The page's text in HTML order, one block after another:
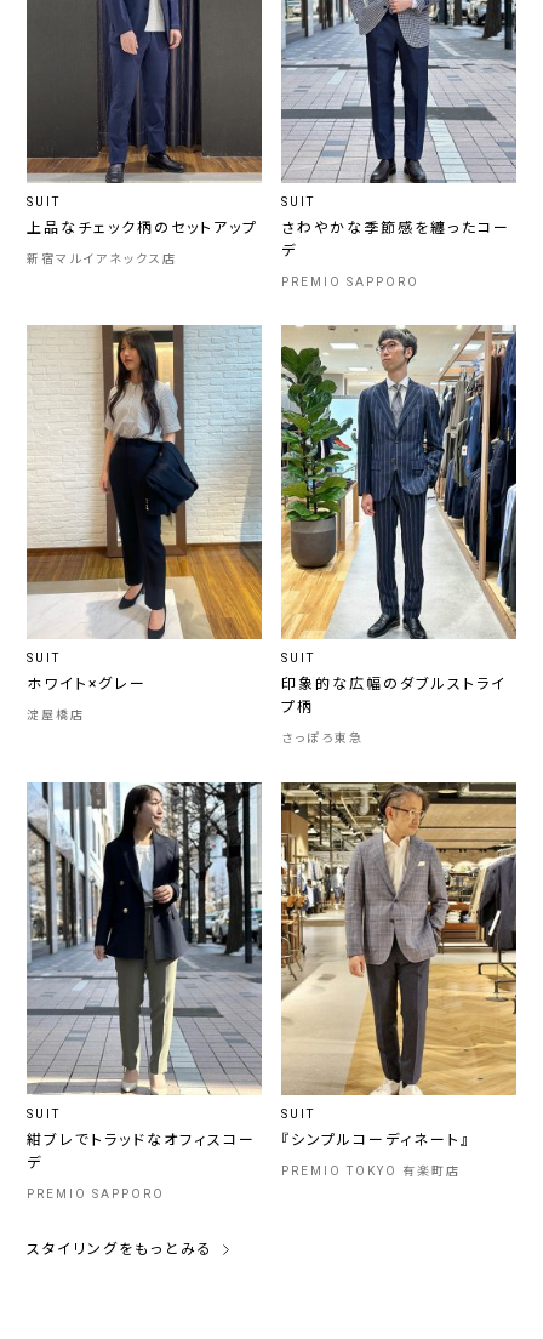
SUIT
上品なチェック柄のセットアップ
新宿マルイアネックス店
SUIT
さわやかな季節感を纏ったコー
デ
PREMIO SAPPORO
SUIT
ホワイト×グレー
淀屋橋店
SUIT
印象的な広幅のダブルストライ
プ柄
さっぽろ東急
SUIT
紺ブレでトラッドなオフィスコー
デ
PREMIO SAPPORO
SUIT
『シンプルコーディネート』
PREMIO TOKYO 有楽町店
スタイリングをもっとみる